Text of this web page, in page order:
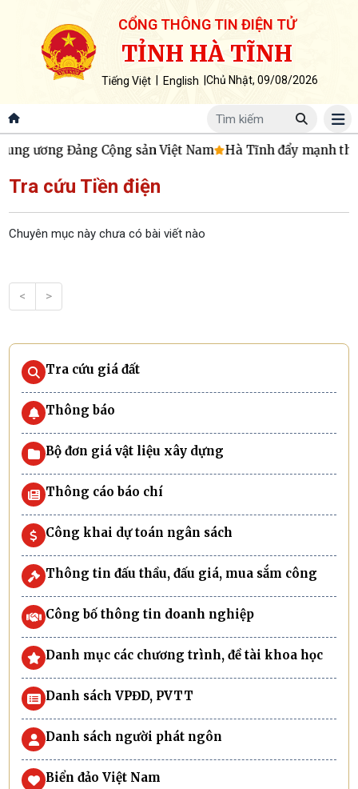
CỔNG THÔNG TIN ĐIỆN TỬ
TỈNH HÀ TĨNH
Tiếng Việt English Chủ Nhật, 09/08/2026
ương Đảng Cộng sản Việt Nam Hà Tĩnh đẩy mạnh thực
Tra cứu Tiền điện
Chuyên mục này chưa có bài viết nào
< >
Tra cứu giá đất
Thông báo
Bộ đơn giá vật liệu xây dựng
Thông cáo báo chí
Công khai dự toán ngân sách
Thông tin đấu thầu, đấu giá, mua sắm công
Công bố thông tin doanh nghiệp
Danh mục các chương trình, đề tài khoa học
Danh sách VPĐD, PVTT
Danh sách người phát ngôn
Biển đảo Việt Nam